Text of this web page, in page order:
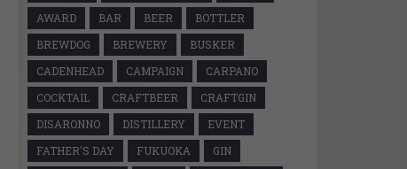
AWARD
BAR BEER
BOTTLER
BREWDOG
BREWERY
BUSKER
CADENHEAD
CAMPAIGN
CARPANO
COCKTAIL
CRAFTBEER
CRAFTGIN
DISARONNO
DISTILLERY
EVENT
FATHER'S DAY
FUKUOKA
GIN